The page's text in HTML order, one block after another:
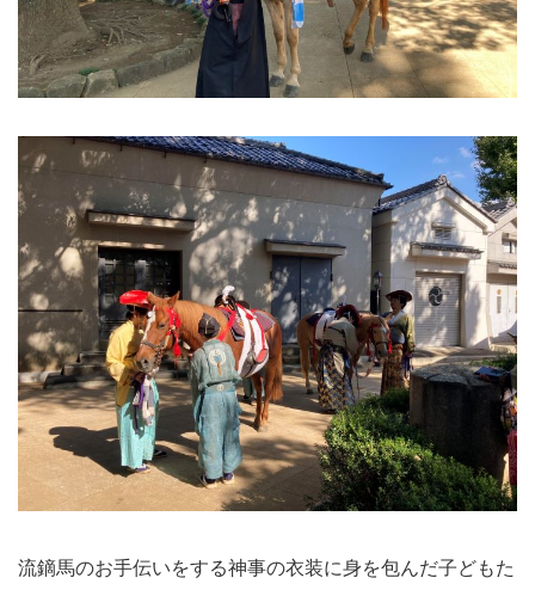
流鏑馬のお手伝いをする神事の衣装に身を包んだ子どもた